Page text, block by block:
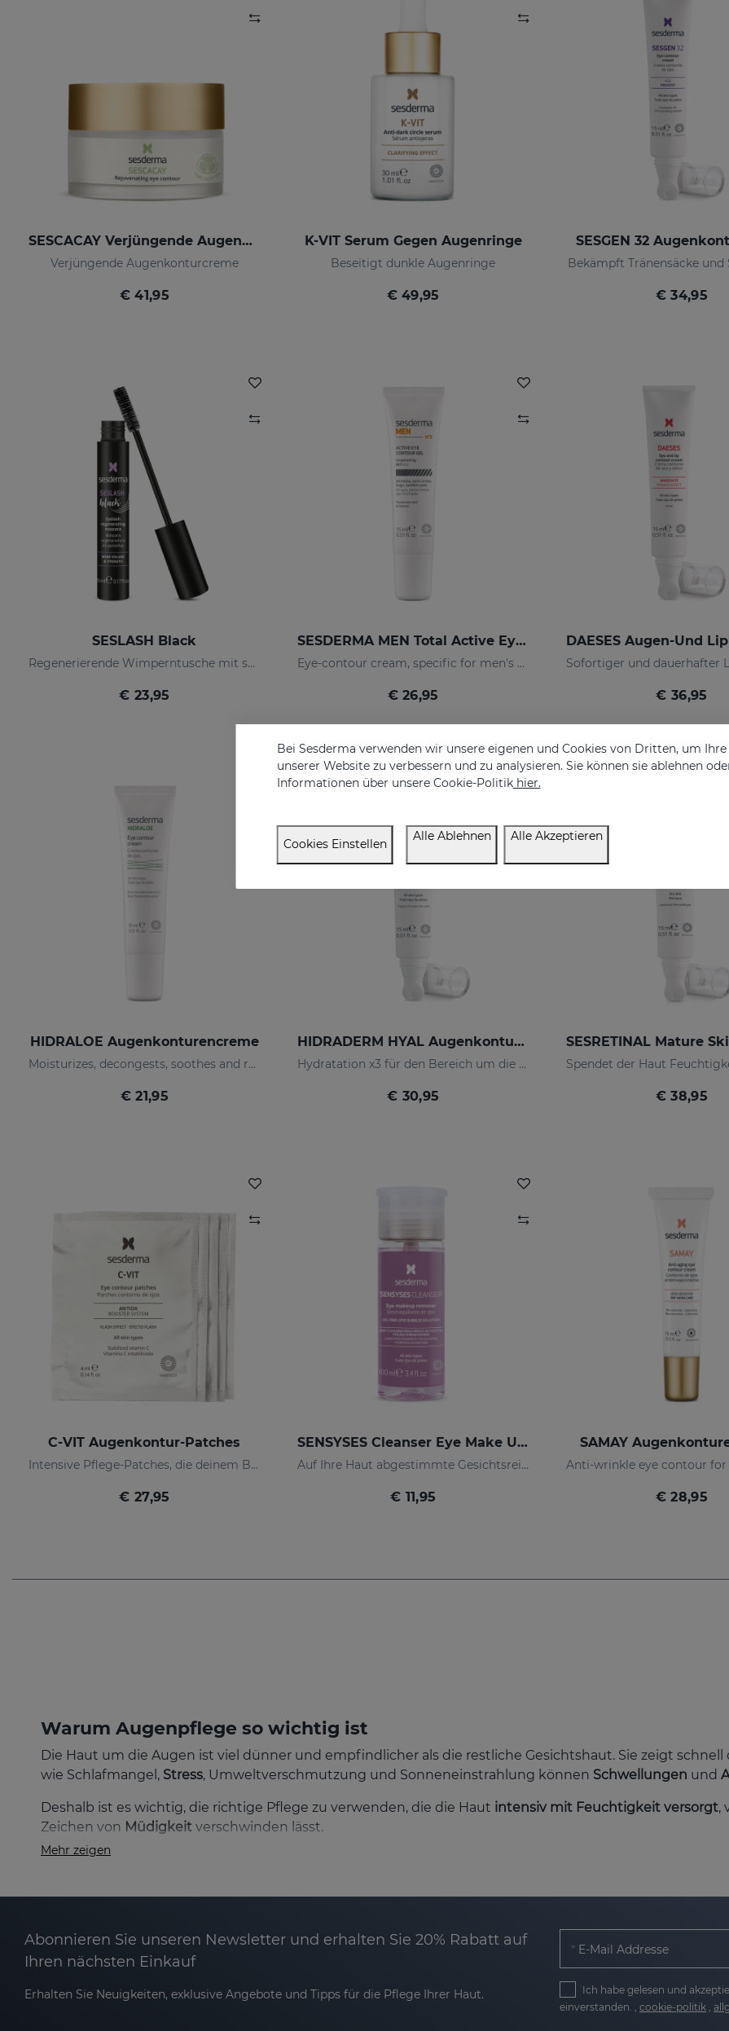
SESCACAY Verjüngende Augenkonturcreme
Verjüngende Augenkonturcreme
€ 41,95
K-VIT Serum Gegen Augenringe
Beseitigt dunkle Augenringe
€ 49,95
SESGEN 32
Bekämpft Tränensäcke und
€ 34,95
SESLASH Black
Regenerierende Wimperntusche mit schwarzen Pigmenten
€ 23,95
SESDERMA MEN Total Active Eye Contour Gel
Eye-contour cream, specific for men's skin. Helps reduce and prevent the signs of fatigue
€ 26,95 € 36,95
HIDRALOE Augenkonturencreme
Moisturizes, decongests, soothes and regenerates
€ 21,95
HIDRADERM HYAL Augenkonturencreme
Hydratation x3 für den Bereich um die Augenkonturen
€ 30,95 € 38,95
C-VIT Augenkontur-Patches
Intensive Pflege-Patches, die deinem Blick wieder ein gesundes Aussehen verleihen und ihn strahlen lassen
€ 27,95
SENSYSES Cleanser Eye Make Up Remover
Auf Ihre Haut abgestimmte Gesichtsreinigung
€ 11,95
SAMAY
€ 28,95
Warum Augenpflege so wichtig ist
Die Haut um die Augen ist viel dünner und empfindlicher als die restliche Gesichtshaut. Sie zeigt schnell
wie Schlafmangel, Stress, Umweltverschmutzung und Sonneneinstrahlung können Schwellungen und
Deshalb ist es wichtig, die richtige Pflege zu verwenden, die die Haut intensiv mit Feuchtigkeit versorgt,
Zeichen von Müdigkeit verschwinden lässt.
Vorteile der Sesderma Augenpflege
Die häufigsten Sorgen im Augenbereich sind Schwellungen und Augenringe . Unsere Produkte
diese sichtbar zu reduzieren und die Pigmentierung von Augenringen zu mildern. Das Ergebnis? Ein
Die dünne Haut um die Augen zeigt oft zuerst Falten und Mimiklinien. Unsere Augencremes mit
Mehr zeigen
Abonnieren Sie unseren Newsletter und erhalten Sie 20% Rabatt auf
Ihren nächsten Einkauf
Erhalten Sie Neuigkeiten, exklusive Angebote und Tipps für die Pflege Ihrer Haut.
E-Mail Addresse
Ich habe gelesen und
einverstanden. , cookie-politik
Bei Sesderma verwenden wir unsere eigenen und Cookies von Dritten, um
unserer Website zu verbessern und zu analysieren. Sie können sie ablehnen
Informationen über unsere Cookie-Politikhier.
Cookies Einstellen
Alle Ablehnen Alle Akzeptieren